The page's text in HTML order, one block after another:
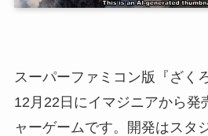
スーパーファミコン版『ざく
12月22日にイマジニアから発
ャーゲームです。開発はスタ